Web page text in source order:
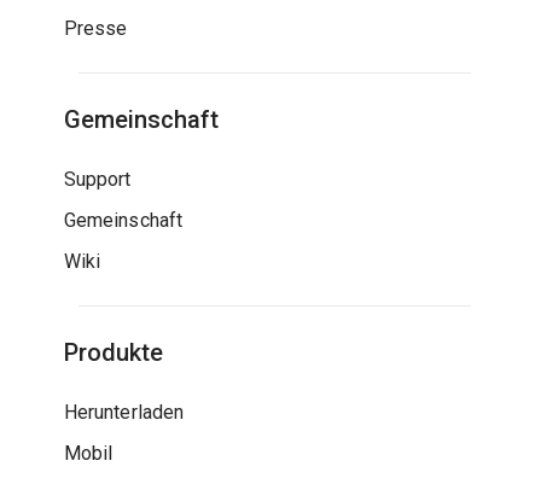
Presse
Gemeinschaft
Support
Gemeinschaft
Wiki
Produkte
Herunterladen
Mobil